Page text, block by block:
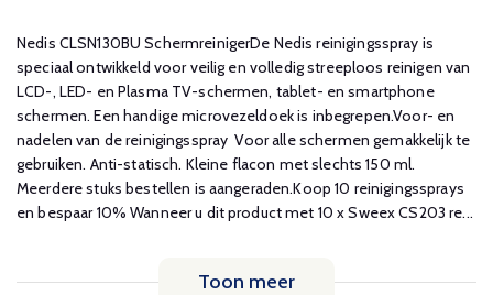
Nedis CLSN130BU SchermreinigerDe Nedis reinigingsspray is
speciaal ontwikkeld voor veilig en volledig streeploos reinigen van
LCD-, LED- en Plasma TV-schermen, tablet- en smartphone
schermen. Een handige microvezeldoek is inbegrepen.Voor- en
nadelen van de reinigingsspray Voor alle schermen gemakkelijk te
gebruiken. Anti-statisch. Kleine flacon met slechts 150 ml.
Meerdere stuks bestellen is aangeraden.Koop 10 reinigingssprays
en bespaar 10% Wanneer u dit product met 10 x Sweex CS203 re...
Toon meer